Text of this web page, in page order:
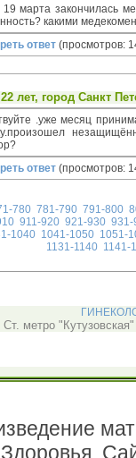
марта закончилась
какими
ответ (просмотров:
лет, город Санкт
.уже месяц
ответ (просмотров:
780 781-790 791-800
911-920 921-930 931-
1040 1041-1050 1051-
1131-1140 1141-
Ст. метро " Кутузовская"